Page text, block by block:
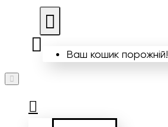
Ваш кошик порожній!